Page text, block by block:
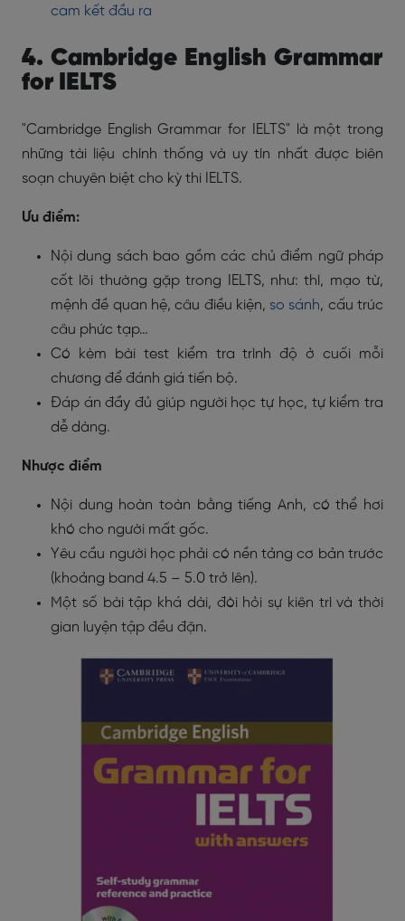
cam kết đầu ra
4. Cambridge English Grammar
for IELTS
"Cambridge English Grammar for IELTS" là một trong
những tài liệu chính thống và uy tín nhất được biên
soạn chuyên biệt cho kỳ thi IELTS.
Ưu điểm:
Nội dung sách bao gồm các chủ điểm ngữ pháp
cốt lõi thường gặp trong IELTS, như: thì, mạo từ,
mệnh đề quan hệ, câu điều kiện, so sánh, cấu trúc
câu phức tạp…
Có kèm bài test kiểm tra trình độ ở cuối mỗi
chương để đánh giá tiến bộ.
Đáp án đầy đủ giúp người học tự học, tự kiểm tra
dễ dàng.
Nhược điểm
Nội dung hoàn toàn bằng tiếng Anh, có thể hơi
khó cho người mất gốc.
Yêu cầu người học phải có nền tảng cơ bản trước
(khoảng band 4.5 – 5.0 trở lên).
Một số bài tập khá dài, đòi hỏi sự kiên trì và thời
gian luyện tập đều đặn.